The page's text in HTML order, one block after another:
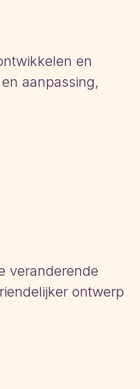
en
aanpassing,
veranderende
ontwerp